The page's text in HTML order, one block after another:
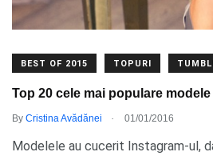
BEST OF 2015 TOPURI
Top 20 cele mai populare
By Cristina Avădănei . 01/01/2016
Modelele au cucerit Instagram-ul,